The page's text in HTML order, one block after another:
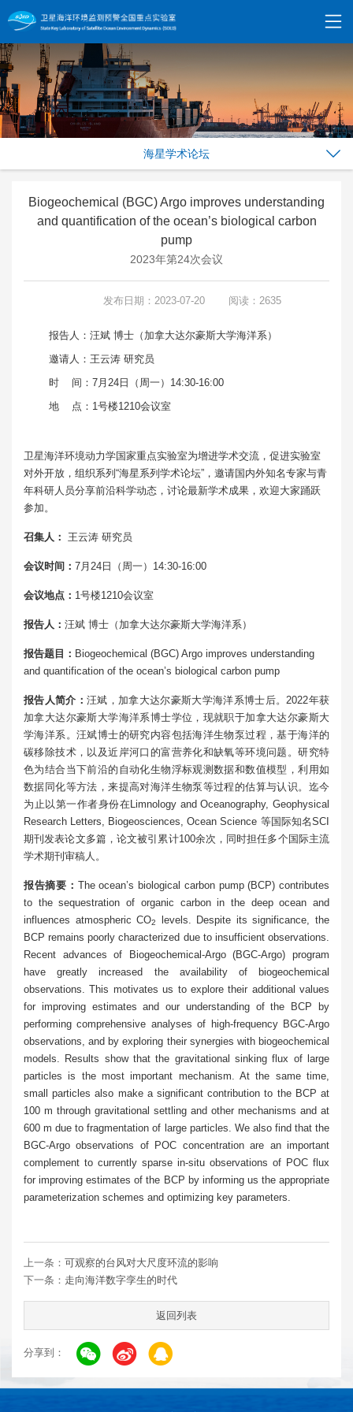
海星学术论坛
Biogeochemical (BGC) Argo improves understanding
and quantification of the ocean’s biological carbon
pump
2023年第24次会议
发布日期：2023-07-20 阅读：2635
报告人：汪斌 博士（加拿大达尔豪斯大学海洋系）
邀请人：王云涛 研究员
时 间：7月24日（周一）14:30-16:00
地 点：1号楼1210会议室
卫星海洋环境动力学国家重点实验室为增进学术交流，促进实验室
对外开放，组织系列“海星系列学术论坛”，邀请国内外知名专家与青
年科研人员分享前沿科学动态，讨论最新学术成果，欢迎大家踊跃
参加。
召集人： 王云涛 研究员
会议时间： 7月24日（周一）14:30-16:00
会议地点： 1号楼1210会议室
报告人： 汪斌 博士（加拿大达尔豪斯大学海洋系）
报告题目： Biogeochemical (BGC) Argo improves understanding
and quantification of the ocean’s biological carbon pump
报告人简介： 汪斌，加拿大达尔豪斯大学海洋系博士后。2022年获
加拿大达尔豪斯大学海洋系博士学位，现就职于加拿大达尔豪斯大
学海洋系。汪斌博士的研究内容包括海洋生物泵过程，基于海洋的
碳移除技术，以及近岸河口的富营养化和缺氧等环境问题。研究特
色为结合当下前沿的自动化生物浮标观测数据和数值模型，利用如
数据同化等方法，来提高对海洋生物泵等过程的估算与认识。迄今
为止以第一作者身份在Limnology and Oceanography, Geophysical
Research Letters, Biogeosciences, Ocean Science 等国际知名SCI
期刊发表论文多篇，论文被引累计100余次，同时担任多个国际主流
学术期刊审稿人。
报告摘要： The ocean’s biological carbon pump (BCP) contributes
to the sequestration of organic carbon in the deep ocean and
influences atmospheric CO2
levels. Despite its significance, the
BCP remains poorly characterized due to insufficient observations.
Recent advances of Biogeochemical-Argo (BGC-Argo) program
have greatly increased the availability of biogeochemical
observations. This motivates us to explore their additional values
for improving estimates and our understanding of the BCP by
performing comprehensive analyses of high-frequency BGC-Argo
observations, and by exploring their synergies with biogeochemical
models. Results show that the gravitational sinking flux of large
particles is the most important mechanism. At the same time,
small particles also make a significant contribution to the BCP at
100 m through gravitational settling and other mechanisms and at
600 m due to fragmentation of large particles. We also find that the
BGC-Argo observations of POC concentration are an important
complement to currently sparse in-situ observations of POC flux
for improving estimates of the BCP by informing us the appropriate
parameterization schemes and optimizing key parameters.
上一条： 可观察的台风对大尺度环流的影响
下一条： 走向海洋数字孪生的时代
返回列表
分享到：